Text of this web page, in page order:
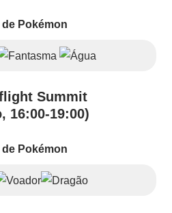
Pokémon
Summit
16:00-19:00)
Pokémon